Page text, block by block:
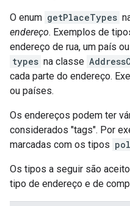
O enum getPlaceTypes
endereço. Exemplos de
endereço de rua, um país
types na classe
cada parte do endereço.
ou países.
Os endereços podem ter
considerados "tags". Por
marcadas com os tipos
Os tipos a seguir são
tipo de endereço e de